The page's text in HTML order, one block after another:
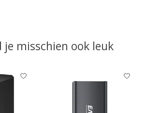
je misschien ook leuk